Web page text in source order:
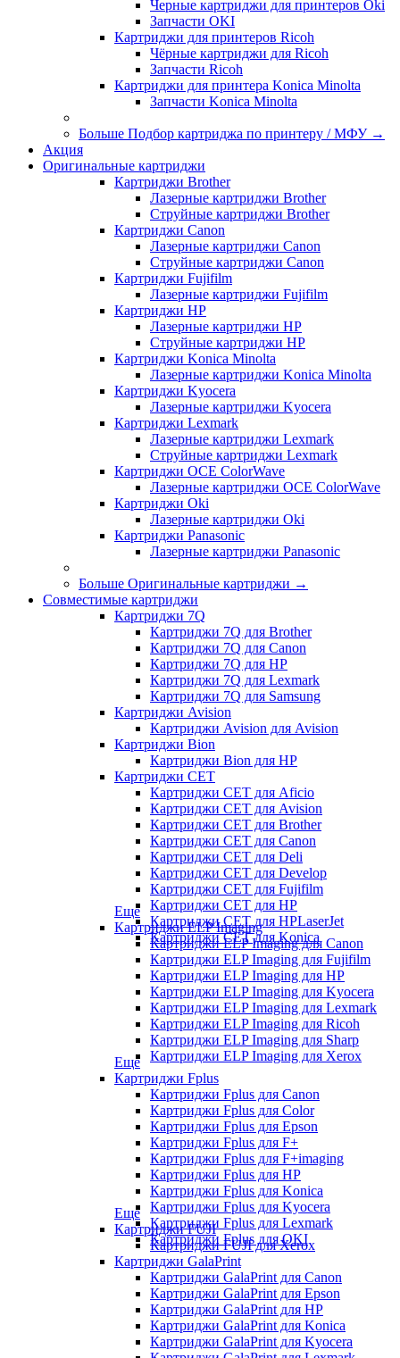
Черные картриджи для принтеров Oki
Запчасти OKI
Картриджи для принтеров Ricoh
Чёрные картриджи для Ricoh
Запчасти Ricoh
Картриджи для принтера Konica Minolta
Запчасти Koniсa Minolta
Больше Подбор картриджа по принтеру / МФУ →
Акция
Оригинальные картриджи
Картриджи Brother
Лазерные картриджи Brother
Струйные картриджи Brother
Картриджи Canon
Лазерные картриджи Canon
Струйные картриджи Canon
Картриджи Fujifilm
Лазерные картриджи Fujifilm
Картриджи HP
Лазерные картриджи HP
Струйные картриджи HP
Картриджи Konica Minolta
Лазерные картриджи Konica Minolta
Картриджи Kyocera
Лазерные картриджи Kyocera
Картриджи Lexmark
Лазерные картриджи Lexmark
Струйные картриджи Lexmark
Картриджи OCE ColorWave
Лазерные картриджи OCE ColorWave
Картриджи Oki
Лазерные картриджи Oki
Картриджи Panasonic
Лазерные картриджи Panasonic
Больше Оригинальные картриджи →
Совместимые картриджи
Картриджи 7Q
Картриджи 7Q для Brother
Картриджи 7Q для Canon
Картриджи 7Q для HP
Картриджи 7Q для Lexmark
Картриджи 7Q для Samsung
Картриджи Avision
Картриджи Avision для Avision
Картриджи Bion
Картриджи Bion для HP
Картриджи CET
Картриджи CET для Aficio
Картриджи CET для Avision
Картриджи CET для Brother
Картриджи CET для Canon
Картриджи CET для Deli
Картриджи CET для Develop
Картриджи CET для Fujifilm
Картриджи CET для HP
Картриджи CET для HPLaserJet
Картриджи CET для Konica
Еще
Картриджи ELP Imaging
Картриджи ELP Imaging для Canon
Картриджи ELP Imaging для Fujifilm
Картриджи ELP Imaging для HP
Картриджи ELP Imaging для Kyocera
Картриджи ELP Imaging для Lexmark
Картриджи ELP Imaging для Ricoh
Картриджи ELP Imaging для Sharp
Картриджи ELP Imaging для Xerox
Еще
Картриджи Fplus
Картриджи Fplus для Canon
Картриджи Fplus для Color
Картриджи Fplus для Epson
Картриджи Fplus для F+
Картриджи Fplus для F+imaging
Картриджи Fplus для HP
Картриджи Fplus для Konica
Картриджи Fplus для Kyocera
Картриджи Fplus для Lexmark
Картриджи Fplus для OKI
Еще
Картриджи FUJI
Картриджи FUJI для Xerox
Картриджи GalaPrint
Картриджи GalaPrint для Canon
Картриджи GalaPrint для Epson
Картриджи GalaPrint для HP
Картриджи GalaPrint для Konica
Картриджи GalaPrint для Kyocera